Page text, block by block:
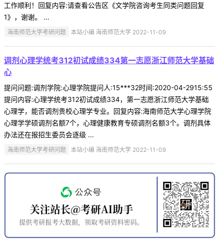
工作顺利！回复内容:请查看公告区《文学院咨询考生同类问题回复
1》，谢谢。 ...
海南师范大学考研问题 本站小编 海南师范大学 2022-11-09
调剂心理学统考312初试成绩334第一志愿浙江师范大学基础
心
提问问题:调剂学院:心理学院提问人:15***32时间:2020-04-2915:55
提问内容:心理学统考312初试成绩334，第一志愿浙江师范大学基础
心理学，能否调剂贵校心理学专业。回复内容:海南师范大学心理学院
心理学学硕调剂名额7个，心理健康教育专硕调剂名额3个。调剂具体
办法还在报招生委员会逐级 ...
海南师范大学考研问题 本站小编 海南师范大学 2022-11-09